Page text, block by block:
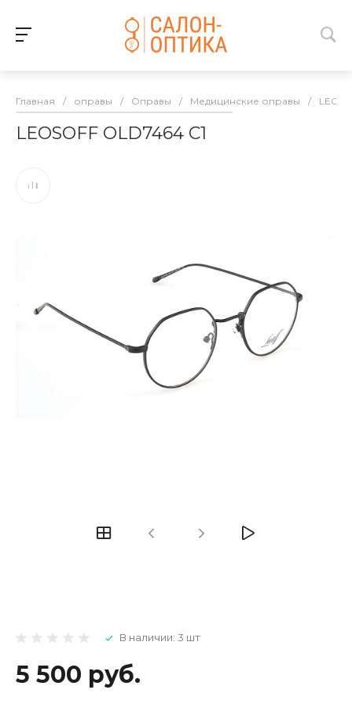
Главная / оправы / Оправы / Медицинские оправы /
LEOSOFF OLD7464 C1
В наличии: 3 шт
5 500 руб.